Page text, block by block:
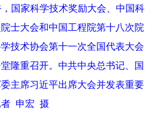
民大会堂隆重召开。中共中央总
央军委主席习近平出席大会，
奖获得者等颁奖并发表重要讲
”时期是科技强国建设的关键
自强，向着到2035年建成科技
，扎扎实实以科技创新支撑和